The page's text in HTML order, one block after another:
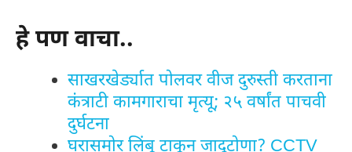
हे पण वाचा..
साखरखेर्ड्यात पोलवर वीज दुरुस्ती करताना
कंत्राटी कामगाराचा मृत्यू; २५ वर्षांत पाचवी
दुर्घटना
घरासमोर लिंबू टाकून जादूटोणा? CCTV